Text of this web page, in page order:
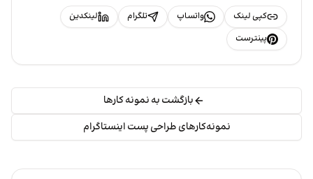
کپی لینک واتساپ تلگرام
لینکدین
پینترست
بازگشت به نمونه کارها
نمونه‌کارهای طراحی پست اینستاگرام